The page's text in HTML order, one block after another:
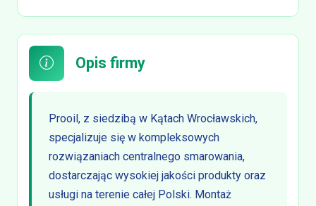
Opis firmy
Prooil, z siedzibą w Kątach Wrocławskich,
specjalizuje się w kompleksowych
rozwiązaniach centralnego smarowania,
dostarczając wysokiej jakości produkty oraz
usługi na terenie całej Polski. Montaż